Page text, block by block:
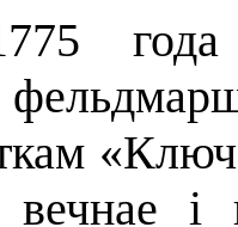
года
вечнае і